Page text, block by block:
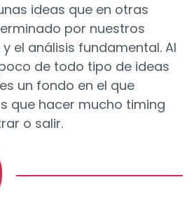
ideas que en otras
por nuestros
el análisis fundamental. Al
de todo tipo de ideas
un fondo en el que
que hacer mucho timing
o salir.